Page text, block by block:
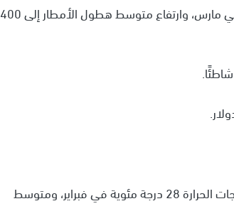
تمتاز الجزيرة بمتوسط درجات حرارة يصل إلى 29 درجة مئوية في مارس، وارتفاع متوسط هطول الأمطار إلى 400
في المركز الثاني، جاءت جزيرة زنزبار في تنزانيا، يبلغ متوسط درجات الحرارة 28 درجة مئوية في فبراير، ومتوسط